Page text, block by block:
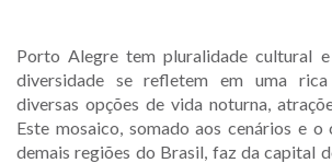
Porto Alegre tem pluralidade cultural
diversidade se refletem em uma rica
diversas opções de vida noturna,
Este mosaico, somado aos cenários e
demais regiões do Brasil, faz da capital